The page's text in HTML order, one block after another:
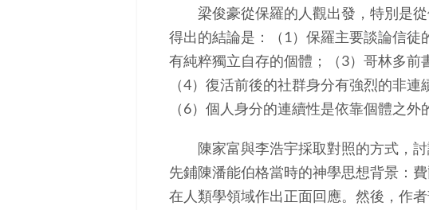
梁俊豪從保羅的人觀出發，特別是從
得出的結論是：（1）保羅主要談論信
有純粹獨立自存的個體；（3）哥林多前
（4）復活前後的社群身分有強烈的非
（6）個人身分的連續性是依靠個體之外
陳家富與李浩宇採取對照的方式，討
先鋪陳潘能伯格當時的神學思想背景：
在人類學領域作出正面回應。然後，作